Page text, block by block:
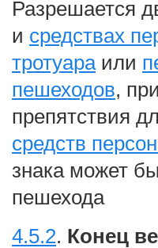
Разрешается
и средствах
тротуараили
пешеходов,
препятствия
средств
знака может
пешехода
4.5.2. Конец